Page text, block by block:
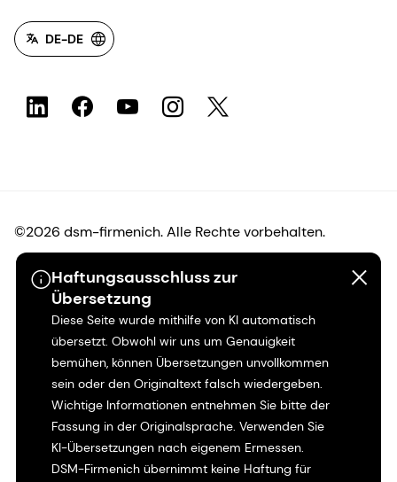
Haftungsausschluss zur
Übersetzung
Diese Seite wurde mithilfe von KI automatisch
übersetzt. Obwohl wir uns um Genauigkeit
bemühen, können Übersetzungen unvollkommen
sein oder den Originaltext falsch wiedergeben.
Wichtige Informationen entnehmen Sie bitte der
Fassung in der Originalsprache. Verwenden Sie
KI-Übersetzungen nach eigenem Ermessen.
DSM-Firmenich übernimmt keine Haftung für
DE-DE
©2026 dsm-firmenich. Alle Rechte vorbehalten.
Hinweis zum Datenschutz
Bedingungen für die Nutzung
Bedingungen und Konditionen
Kalifornien-Transparenz
Erklärung zur Zugänglichkeit